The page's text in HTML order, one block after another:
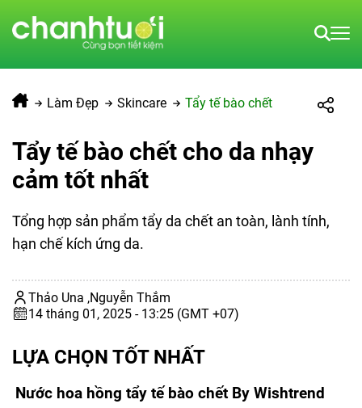
Làm Đẹp Skincare Tẩy tế bào chết
Tẩy tế bào chết cho da nhạy
cảm tốt nhất
Tổng hợp sản phẩm tẩy da chết an toàn, lành tính,
hạn chế kích ứng da.
Thảo Una ,Nguyễn Thắm
14 tháng 01, 2025 - 13:25 (GMT +07)
LỰA CHỌN TỐT NHẤT
Nước hoa hồng tẩy tế bào chết By Wishtrend